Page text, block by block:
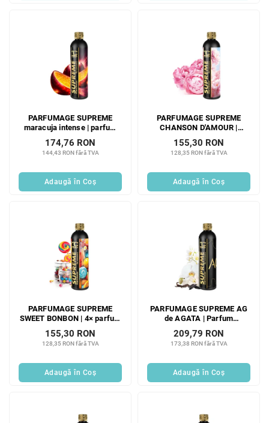
PARFUMAGE SUPREME
maracuja intense | parfum
ml | 60 spălări
144,43 RON fără TVA
174,76 RON
Adaugă în Coş
PARFUMAGE SUPREME
CHANSON D'AMOUR |
spălat | 300 ml | 60 de spălări
128,35 RON fără TVA
155,30 RON
Adaugă în Coş
PARFUMAGE SUPREME
SWEET BONBON | 4× parfum
concentrat pentru rufe | 300
ml | 60 spălări
128,35 RON fără TVA
155,30 RON
Adaugă în Coş
PARFUMAGE SUPREME AG
de AGATA | Parfum
concentrat 4× pentru spălat |
300 ml | 60 de spălări
173,38 RON fără TVA
209,79 RON
Adaugă în Coş